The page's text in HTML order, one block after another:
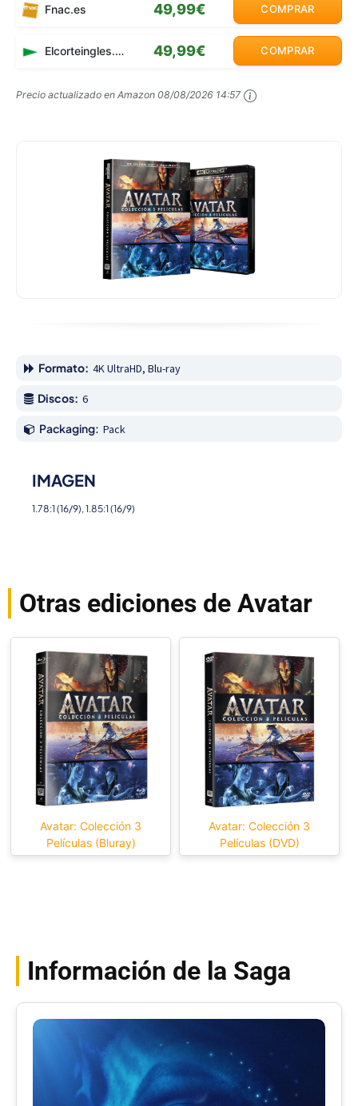
Fnac.es 49,99€ COMPRAR
Elcorteingles.es 49,99€ COMPRAR
Precio actualizado en Amazon 08/08/2026 14:57
Formato: 4K UltraHD, Blu-ray
Discos: 6
Packaging: Pack
IMAGEN
1.78:1 (16/9), 1.85:1 (16/9)
Otras ediciones de Avatar
Avatar: Colección 3
Películas (Bluray)
Avatar: Colección 3
Películas (DVD)
Información de la Saga